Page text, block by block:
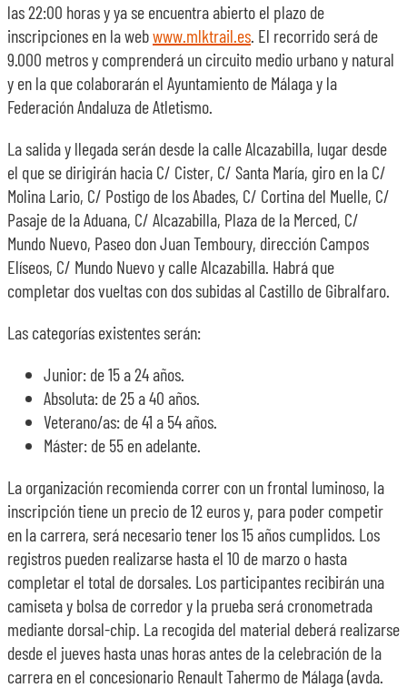
las 22:00 horas y ya se encuentra abierto el plazo de
inscripciones en la webwww.mlktrail.es. El recorrido será de
9.000 metros y comprenderá un circuito medio urbano y natural
y en la que colaborarán el Ayuntamiento de Málaga y la
Federación Andaluza de Atletismo.
La salida y llegada serán desde la calle Alcazabilla, lugar desde
el que se dirigirán hacia C/ Cister, C/ Santa María, giro en la C/
Molina Lario, C/ Postigo de los Abades, C/ Cortina del Muelle, C/
Pasaje de la Aduana, C/ Alcazabilla, Plaza de la Merced, C/
Mundo Nuevo, Paseo don Juan Temboury, dirección Campos
Elíseos, C/ Mundo Nuevo y calle Alcazabilla. Habrá que
completar dos vueltas con dos subidas al Castillo de Gibralfaro.
Las categorías existentes serán:
Junior: de 15 a 24 años.
Absoluta: de 25 a 40 años.
Veterano/as: de 41 a 54 años.
Máster: de 55 en adelante.
La organización recomienda correr con un frontal luminoso, la
inscripción tiene un precio de 12 euros y, para poder competir
en la carrera, será necesario tener los 15 años cumplidos. Los
registros pueden realizarse hasta el 10 de marzo o hasta
completar el total de dorsales. Los participantes recibirán una
camiseta y bolsa de corredor y la prueba será cronometrada
mediante dorsal-chip. La recogida del material deberá realizarse
desde el jueves hasta unas horas antes de la celebración de la
carrera en el concesionario Renault Tahermo de Málaga (avda.